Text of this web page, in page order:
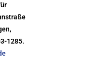
1285.